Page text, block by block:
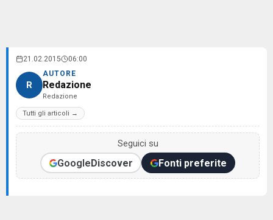
21.02.2015 06:00
R
AUTORE
Redazione
Redazione
Tutti gli articoli →
Seguici su
GoogleDiscover Fonti preferite